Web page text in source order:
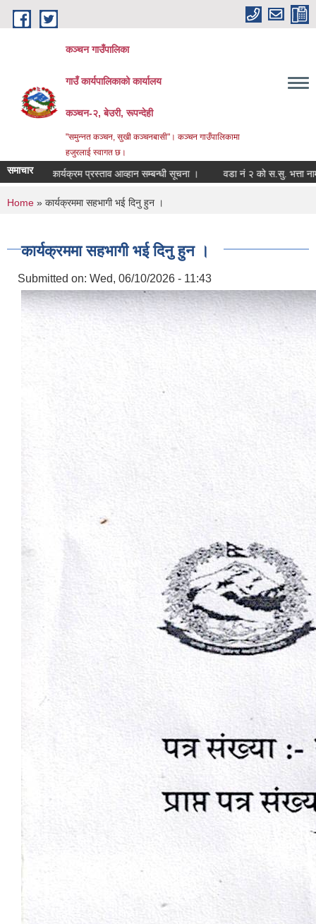
Skip to main content
कञ्चन गाउँपालिका
गाउँ कार्यपालिकाको कार्यालय
कञ्‍चन-२, बेउरी, रूपन्देही
"समुन्‍नत कञ्‍चन, सुखी कञ्‍चनबासी"। कञ्चन गाउँपालिकामा
हजुरलाई स्वागत छ।
समाचार
कार्यक्रम प्रस्ताव आव्हान सम्बन्धी सूचना । वडा नं २ को स.सु. भत्ता नामकरण
You are here
Home » कार्यक्रममा सहभागी भई दिनु हुन ।
कार्यक्रममा सहभागी भई दिनु हुन ।
Submitted on: Wed, 06/10/2026 - 11:43